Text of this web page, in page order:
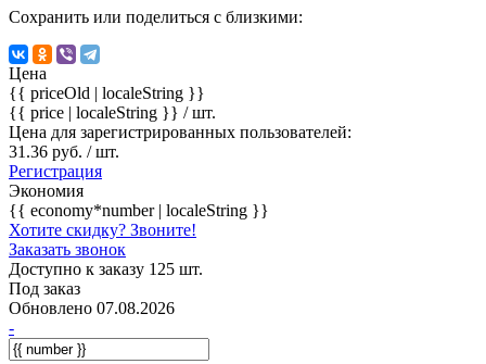
Сохранить или поделиться с близкими:
Цена
{{ priceOld | localeString }}
{{ price | localeString }} / шт.
Цена для зарегистрированных пользователей:
31.36 руб. / шт.
Регистрация
Экономия
{{ economy*number | localeString }}
Хотите скидку? Звоните!
Заказать звонок
Доступно к заказу 125 шт.
Под заказ
Обновлено 07.08.2026
-